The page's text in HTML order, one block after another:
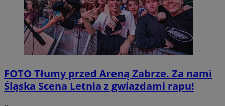
FOTO Tłumy przed Areną Zabrze. Za nami
Śląska Scena Letnia z gwiazdami rapu!